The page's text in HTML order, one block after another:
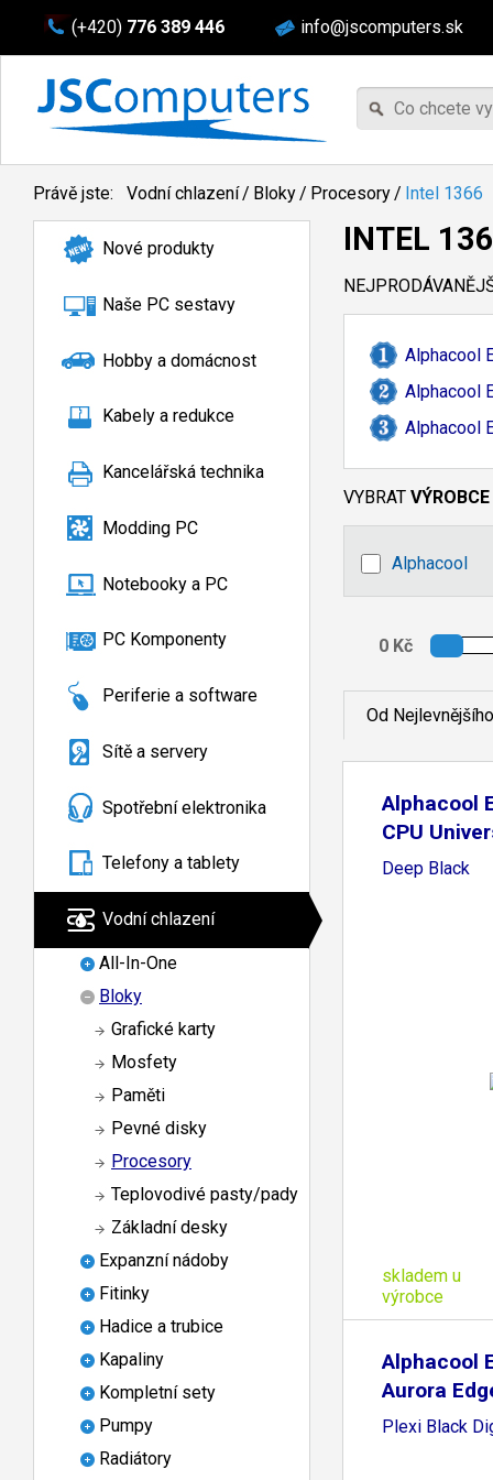
(+420) 776 389 446 info@jscomputers.sk
Právě jste: Vodní chlazení/ Bloky/ Procesory/ Intel 1366
Nové produkty
Naše PC sestavy
Hobby a domácnost
Kabely a redukce
Kancelářská technika
Modding PC
Notebooky a PC
PC Komponenty
Periferie a software
Sítě a servery
Spotřební elektronika
Telefony a tablety
Vodní chlazení
All-In-One
Bloky
Grafické karty
Mosfety
Paměti
Pevné disky
Procesory
Teplovodivé pasty/pady
Základní desky
Expanzní nádoby
Fitinky
Hadice a trubice
Kapaliny
Kompletní sety
Pumpy
Radiátory
INTEL
Alphacool
Alphacool
Alphacool
VYBRAT VÝROBCE
Alphacool
Od Nejlevnějšího
Alphacool
CPU
Deep Black
skladem u
výrobce
Alphacool
Aurora
Plexi Black